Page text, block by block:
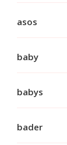
asos
baby
babys
bader